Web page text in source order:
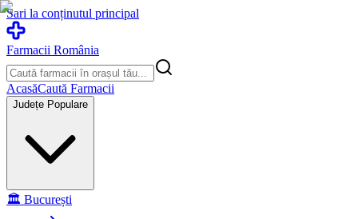
Sari la conținutul principal
Farmacii România
AcasăCaută Farmacii
Județe Populare
🏛️ București